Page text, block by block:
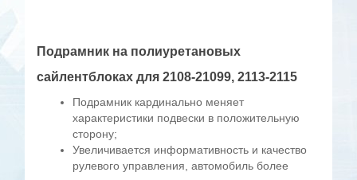
Подрамник на полиуретановых
сайлентблоках для 2108-21099, 2113-2115
Подрамник кардинально меняет
характеристики подвески в положительную
сторону;
Увеличивается информативность и качество
рулевого управления, автомобиль более